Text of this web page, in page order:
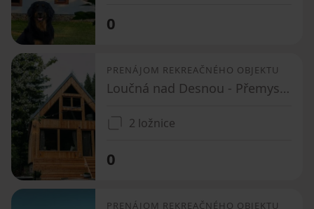
0
PRENÁJOM REKREAČNÉHO OBJEKTU
Loučná nad Desnou - Přemyslov, Olomoucký kraj
2 ložnice
0
PRENÁJOM REKREAČNÉHO OBJEKTU